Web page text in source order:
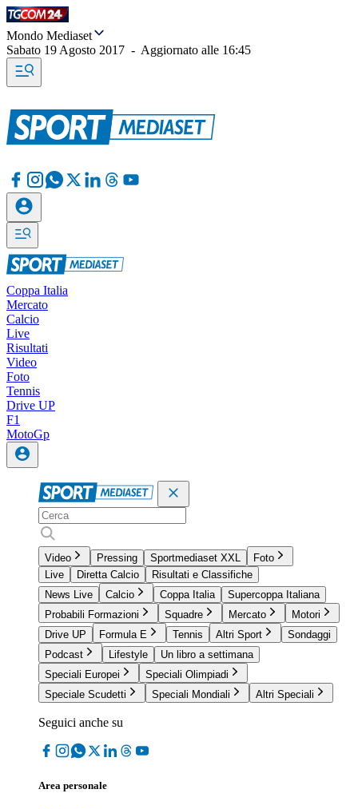
Mondo Mediaset
Sabato 19 Agosto 2017 - Aggiornato alle 16:45
Coppa Italia
Mercato
Calcio
Live
Risultati
Video
Foto
Tennis
Drive UP
F1
MotoGp
Video Pressing Sportmediaset XXL
Foto
Live
Diretta Calcio
Risultati e Classifiche
News Live
Calcio Coppa Italia
Supercoppa Italiana
Probabili Formazioni
Squadre Mercato
Motori
Drive UP
Formula E Tennis Altri Sport
Sondaggi
Podcast
Lifestyle
Un libro a settimana
Speciali Europei
Speciali Olimpiadi
Speciale Scudetti
Speciali Mondiali Altri Speciali
Seguici anche su
Area personale